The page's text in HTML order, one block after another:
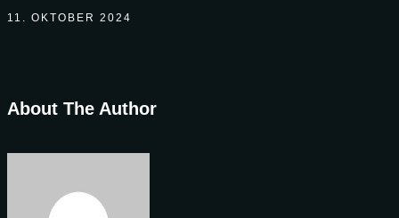
11. OKTOBER 2024
About The Author